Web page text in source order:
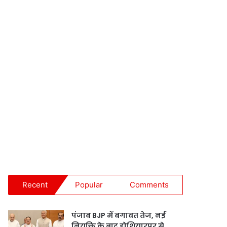
Recent Popular Comments
पंजाब BJP में बगावत तेज, नई